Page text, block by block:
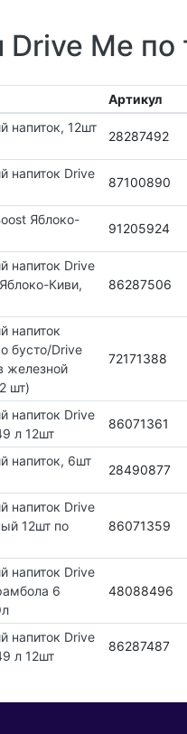
Me по
Артикул
напиток, 12шт
28287492
напиток Drive
87100890
Яблоко-
91205924
напиток Drive
Киви,
86287506
напиток
бусто/Drive
железной
шт)
72171388
напиток Drive
л 12шт
86071361
напиток, 6шт
28490877
напиток Drive
12шт по
86071359
напиток Drive
6
48088496
напиток Drive
л 12шт
86287487